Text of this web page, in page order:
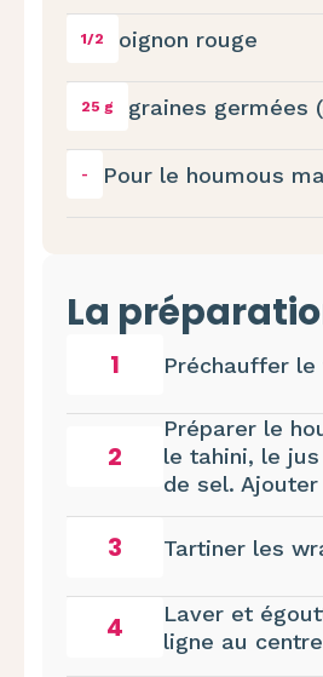
1/2 oignon rouge
25 g graines germées
- Pour le houmous
La
1 Préchauffer le
2
Préparer le
le tahini, le
de sel.
3 Tartiner les
4
Laver et
ligne au